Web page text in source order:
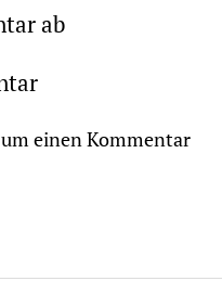
ab
einen Kommentar